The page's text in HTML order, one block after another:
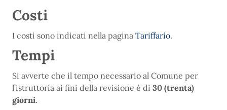
Costi
I costi sono indicati nella pagina Tariffario.
Tempi
Si avverte che il tempo necessario al Comune per
l’istruttoria ai fini della revisione è di 30 (trenta)
giorni.